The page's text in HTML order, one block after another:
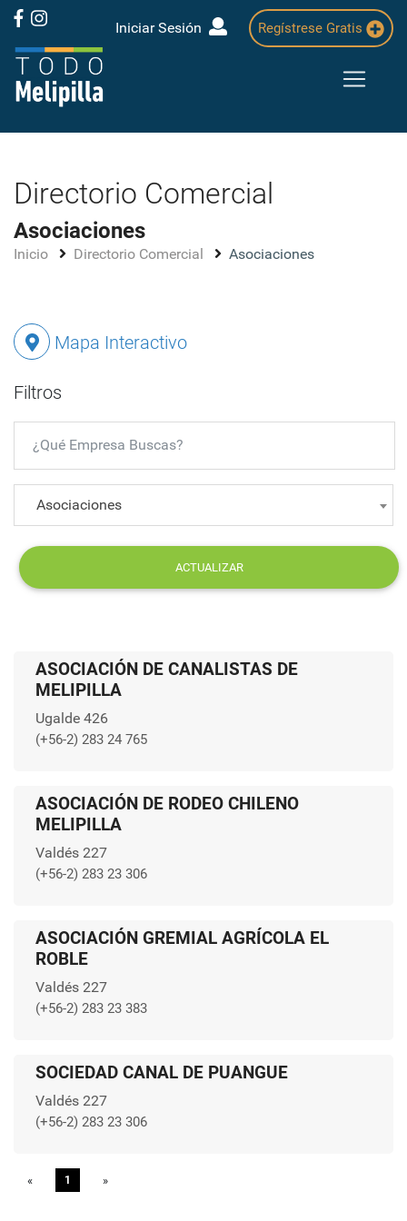
Iniciar Sesión Regístrese Gratis
Directorio Comercial
Asociaciones
Inicio Directorio Comercial Asociaciones
Mapa Interactivo
Filtros
Asociaciones
ACTUALIZAR
ASOCIACIÓN DE CANALISTAS DE
MELIPILLA
Ugalde 426
(+56-2) 283 24 765
ASOCIACIÓN DE RODEO CHILENO
MELIPILLA
Valdés 227
(+56-2) 283 23 306
ASOCIACIÓN GREMIAL AGRÍCOLA EL
ROBLE
Valdés 227
(+56-2) 283 23 383
SOCIEDAD CANAL DE PUANGUE
Valdés 227
(+56-2) 283 23 306
« Previous
1 »